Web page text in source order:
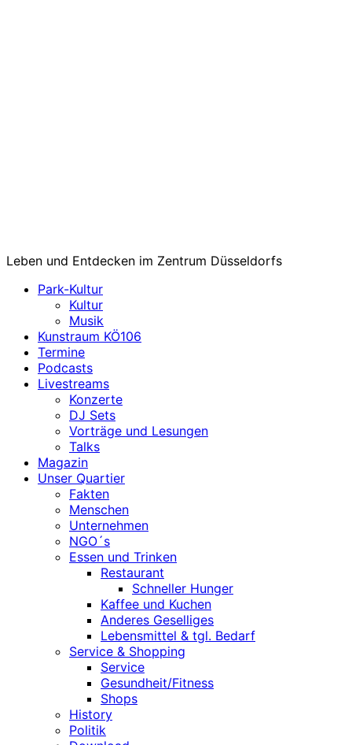
Leben und Entdecken im Zentrum Düsseldorfs
Park-Kultur
Kultur
Musik
Kunstraum KÖ106
Termine
Podcasts
Livestreams
Konzerte
DJ Sets
Vorträge und Lesungen
Talks
Magazin
Unser Quartier
Fakten
Menschen
Unternehmen
NGO´s
Essen und Trinken
Restaurant
Schneller Hunger
Kaffee und Kuchen
Anderes Geselliges
Lebensmittel & tgl. Bedarf
Service & Shopping
Service
Gesundheit/Fitness
Shops
History
Politik